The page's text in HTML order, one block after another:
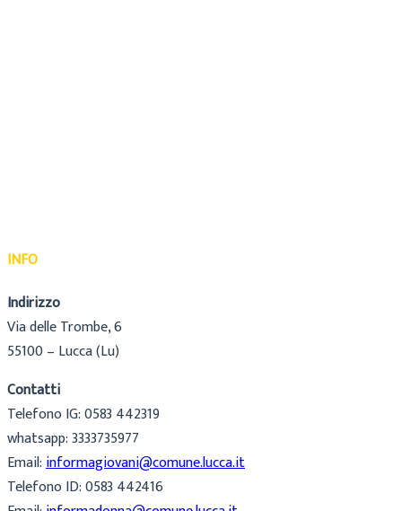
INFO
Indirizzo
Via delle Trombe, 6
55100 – Lucca (Lu)
Contatti
Telefono IG: 0583 442319
whatsapp: 3333735977
Email:informagiovani@comune.lucca.it
Telefono ID: 0583 442416